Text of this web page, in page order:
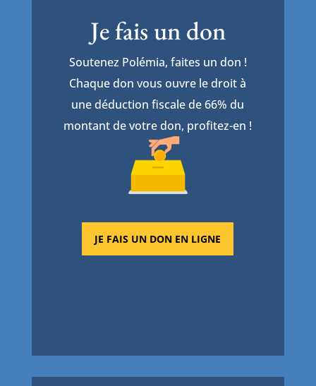
Je fais un don
Soutenez Polémia, faites un don !
Chaque don vous ouvre le droit à
une déduction fiscale de 66% du
montant de votre don, profitez-en !
JE FAIS UN DON EN LIGNE